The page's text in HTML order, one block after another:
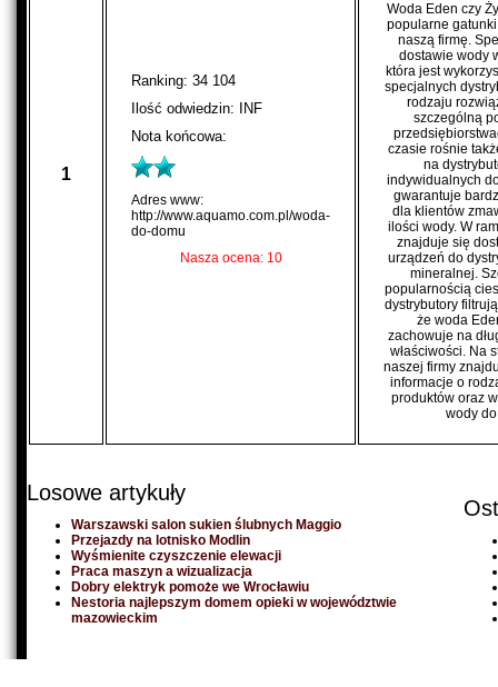
1
Ranking: 34 104
Ilość odwiedzin: INF
Nota końcowa:
Adres www:
http://www.aquamo.com.pl/woda-
do-domu
Nasza ocena: 10
Woda Eden czy
popularne
naszą firmę.
dostawie wody
która jest
specjalnych
rodzaju
szczególną
czasie rośnie
na
indywidualnych
gwarantuje
dla klientów
ilości wody. W
znajduje się
urządzeń do
mineralnej.
popularnością
dystrybutory
że woda
zachowuje na
właściwości. Na
naszej firmy
informacje o
produktów oraz
wody
Losowe artykuły
Warszawski salon sukien ślubnych Maggio
Przejazdy na lotnisko Modlin
Wyśmienite czyszczenie elewacji
Praca maszyn a wizualizacja
Dobry elektryk pomoże we Wrocławiu
Nestoria najlepszym domem opieki w województwie
mazowieckim